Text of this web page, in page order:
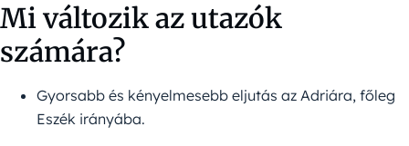
Mi változik az utazók
számára?
Gyorsabb és kényelmesebb eljutás az Adriára, főleg
Eszék irányába.